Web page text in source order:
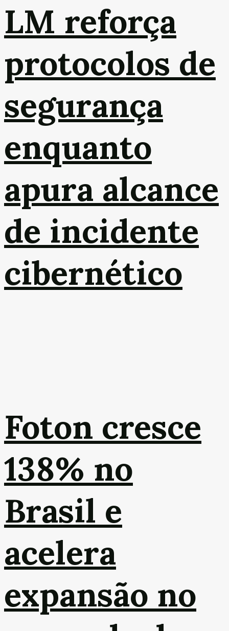
LM reforça
protocolos de
segurança
enquanto
apura alcance
de incidente
cibernético
Foton cresce
138% no
Brasil e
acelera
expansão no